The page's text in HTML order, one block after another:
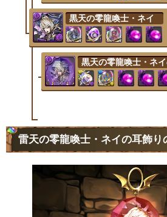
黒天の零龍喚士・ネイ
黒天の零龍喚士・ネ
雷天の零龍喚士・ネイの耳飾り